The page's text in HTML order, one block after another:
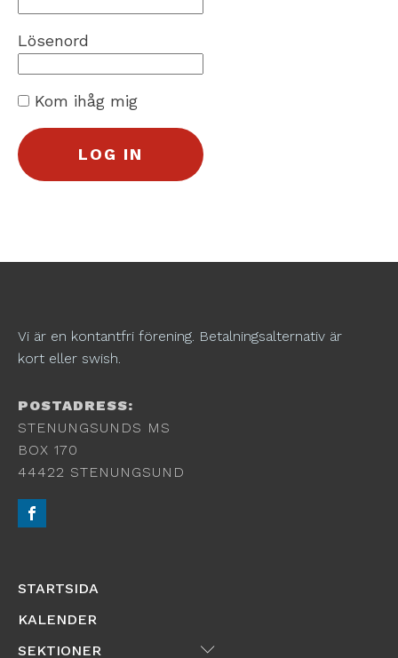
Lösenord
Kom ihåg mig
Vi är en kontantfri förening. Betalningsalternativ är
kort eller swish.
POSTADRESS:
STENUNGSUNDS MS
BOX 170
44422 STENUNGSUND
STARTSIDA
KALENDER
SEKTIONER
Submenu